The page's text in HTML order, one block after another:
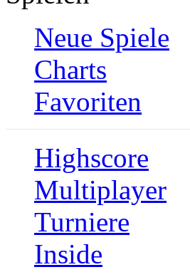
Neue Spiele
Charts
Favoriten
Highscore
Multiplayer
Turniere
Inside